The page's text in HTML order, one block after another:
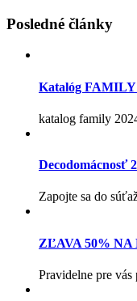
Posledné články
Katalóg FAMILY
katalog family
Decodomácnosť
Zapojte sa do
ZĽAVA 50% NA
Pravidelne pre